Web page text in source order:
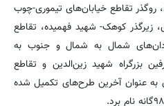
تقاطع خیابان‌های تیموری-چوب
زیرگذر کوهک- شهید فهمیده، تقاطع
شمال به شمال و جنوب به
بزرگراه شهید زین‌الدین و تقاطع
به عنوان آخرین طرح‌های تکمیل شده